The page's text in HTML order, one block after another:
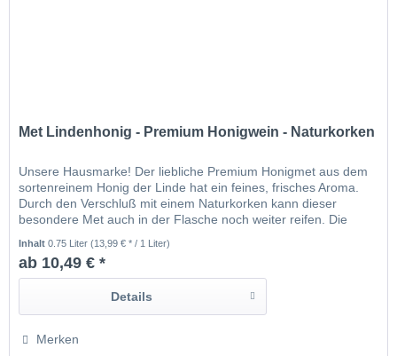
Met Lindenhonig - Premium Honigwein - Naturkorken
Unsere Hausmarke! Der liebliche Premium Honigmet aus dem
sortenreinem Honig der Linde hat ein feines, frisches Aroma.
Durch den Verschluß mit einem Naturkorken kann dieser
besondere Met auch in der Flasche noch weiter reifen. Die
nicht austrocknet. Lindenhonig besteht hauptsächlich aus
Honigtau und ist dunkler,...
Inhalt0.75 Liter(13,99 € * / 1 Liter)
ab 10,49 € *
Details
Merken